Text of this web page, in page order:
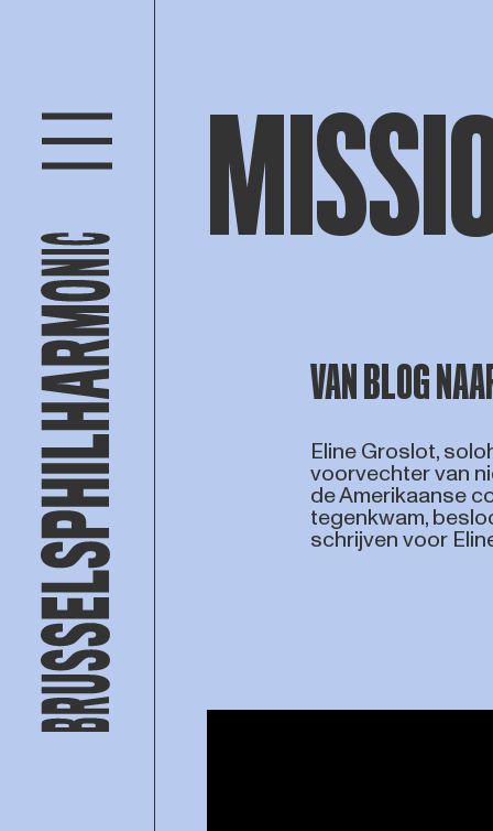
VAN BLOG
Eline Groslot,
voorvechter van
de Amerikaanse
tegenkwam,
schrijven voor